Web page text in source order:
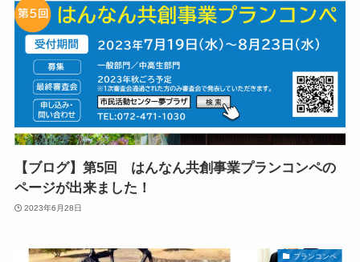
【ブログ】第5回 はんなん共創事業プランコンペの
ページが出来ました！
2023年6月28日
プランコンペ